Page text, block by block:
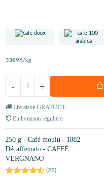
33€96/kg
+
-
Livraison GRATUITE
En livraison régulière
250 g - Café moulu - 1882
Décaffeinato - CAFFÈ
VERGNANO
(28)